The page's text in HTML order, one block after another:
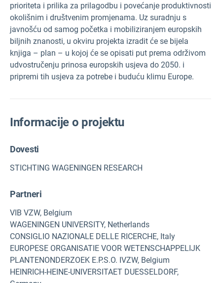
prioriteta i prilika za prilagodbu i povećanje produktivnosti
okolišnim i društvenim promjenama. Uz suradnju s
javnošću od samog početka i mobiliziranjem europskih
biljnih znanosti, u okviru projekta izradit će se bijela
knjiga – plan – u kojoj će se opisati put prema održivom
udvostručenju prinosa europskih usjeva do 2050. i
pripremi tih usjeva za potrebe i buduću klimu Europe.
Informacije o projektu
Dovesti
STICHTING WAGENINGEN RESEARCH
Partneri
VIB VZW, Belgium
WAGENINGEN UNIVERSITY, Netherlands
CONSIGLIO NAZIONALE DELLE RICERCHE, Italy
EUROPESE ORGANISATIE VOOR WETENSCHAPPELIJK
PLANTENONDERZOEK E.P.S.O. IVZW, Belgium
HEINRICH-HEINE-UNIVERSITAET DUESSELDORF,